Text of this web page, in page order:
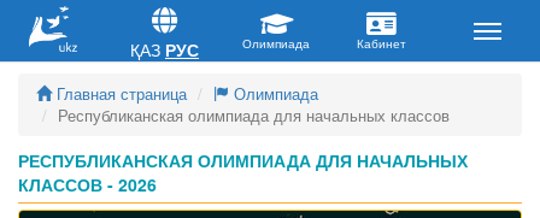
Главная страница
Олимпиада
Республиканская олимпиада для начальных классов
РЕСПУБЛИКАНСКАЯ ОЛИМПИАДА ДЛЯ НАЧАЛЬНЫХ
КЛАССОВ - 2026
ҚАЗ РУС